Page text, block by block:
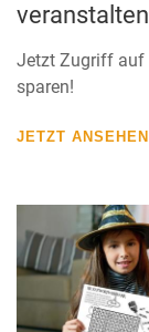
Jetzt Zugriff auf
sparen!
JETZT